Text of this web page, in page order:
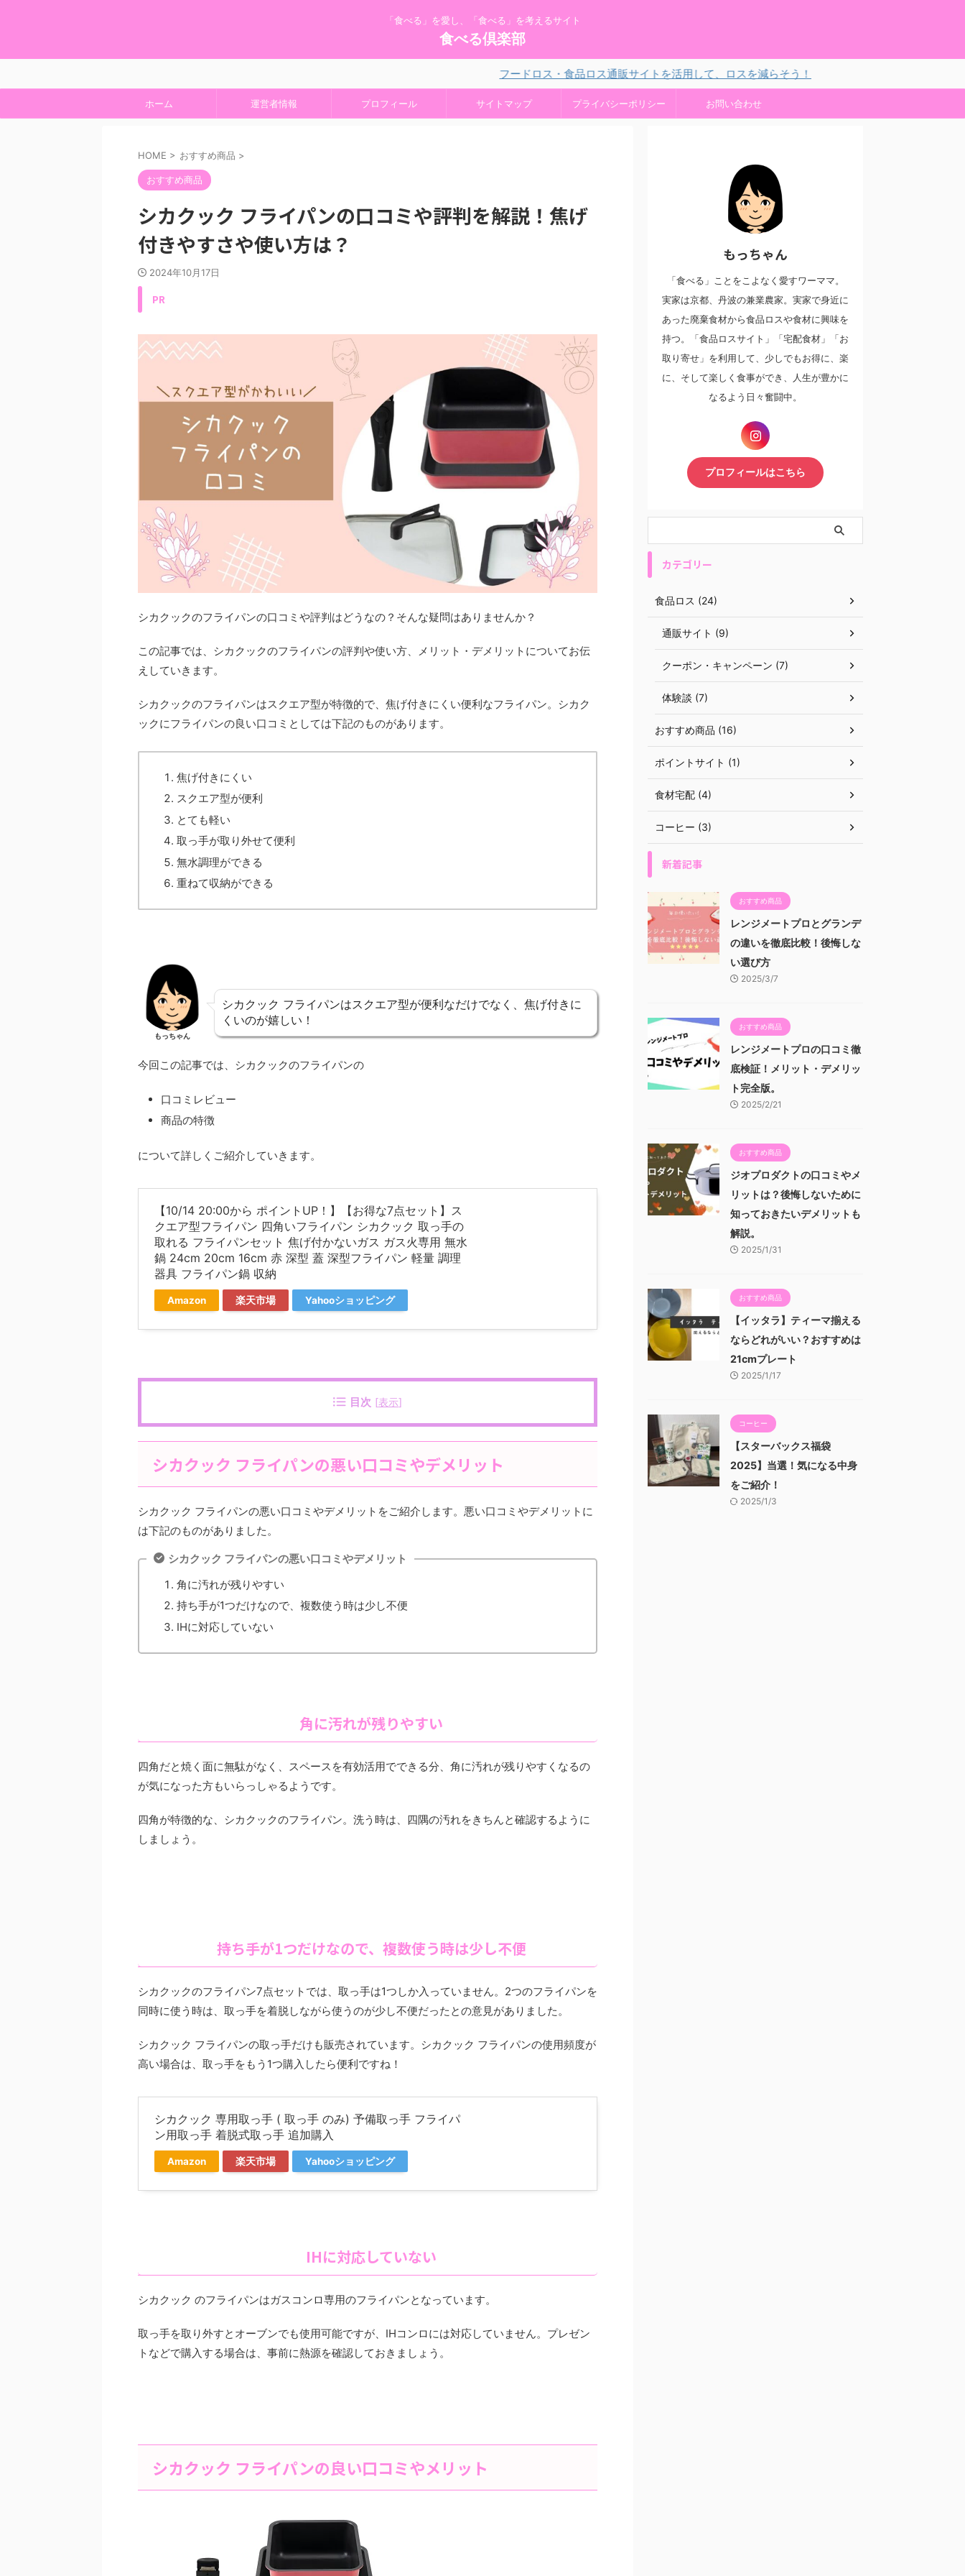
「食べる」を愛し、「食べる」を考えるサイト
食べる倶楽部
フードロス・食品ロス通販サイトを活用して、ロスを減らそう！
ホーム 運営者情報 プロフィール サイトマップ プライバシーポリシー お問い合わせ
HOME > おすすめ商品 >
おすすめ商品
シカクック フライパンの口コミや評判を解説！焦げ
付きやすさや使い方は？
2024年10月17日
PR
シカクックのフライパンの口コミや評判はどうなの？そんな疑問はありませんか？
この記事では、シカクックのフライパンの評判や使い方、メリット・デメリットについてお伝
えしていきます。
シカクックのフライパンはスクエア型が特徴的で、焦げ付きにくい便利なフライパン。シカク
ックにフライパンの良い口コミとしては下記のものがあります。
焦げ付きにくい
スクエア型が便利
とても軽い
取っ手が取り外せて便利
無水調理ができる
重ねて収納ができる
もっちゃん
シカクック フライパンはスクエア型が便利なだけでなく、焦げ付きに
くいのが嬉しい！
今回この記事では、シカクックのフライパンの
口コミレビュー
商品の特徴
について詳しくご紹介していきます。
【10/14 20:00から ポイントUP！】【お得な7点セット】ス
クエア型フライパン 四角いフライパン シカクック 取っ手の
取れる フライパンセット 焦げ付かないガス ガス火専用 無水
鍋 24cm 20cm 16cm 赤 深型 蓋 深型フライパン 軽量 調理
器具 フライパン鍋 収納
Amazon 楽天市場 Yahooショッピング
目次 [表示]
シカクック フライパンの悪い口コミやデメリット
シカクック フライパンの悪い口コミやデメリットをご紹介します。悪い口コミやデメリットに
は下記のものがありました。
シカクック フライパンの悪い口コミやデメリット
角に汚れが残りやすい
持ち手が1つだけなので、複数使う時は少し不便
IHに対応していない
角に汚れが残りやすい
四角だと焼く面に無駄がなく、スペースを有効活用でできる分、角に汚れが残りやすくなるの
が気になった方もいらっしゃるようです。
四角が特徴的な、シカクックのフライパン。洗う時は、四隅の汚れをきちんと確認するように
しましょう。
持ち手が1つだけなので、複数使う時は少し不便
シカクックのフライパン7点セットでは、取っ手は1つしか入っていません。2つのフライパンを
同時に使う時は、取っ手を着脱しながら使うのが少し不便だったとの意見がありました。
シカクック フライパンの取っ手だけも販売されています。シカクック フライパンの使用頻度が
高い場合は、取っ手をもう1つ購入したら便利ですね！
シカクック 専用取っ手 ( 取っ手 のみ) 予備取っ手 フライパ
ン用取っ手 着脱式取っ手 追加購入
Amazon 楽天市場 Yahooショッピング
IHに対応していない
シカクック のフライパンはガスコンロ専用のフライパンとなっています。
取っ手を取り外すとオーブンでも使用可能ですが、IHコンロには対応していません。プレゼン
トなどで購入する場合は、事前に熱源を確認しておきましょう。
シカクック フライパンの良い口コミやメリット
もっちゃん
「食べる」ことをこよなく愛すワーママ。
実家は京都、丹波の兼業農家。実家で身近に
あった廃棄食材から食品ロスや食材に興味を
持つ。「食品ロスサイト」「宅配食材」「お
取り寄せ」を利用して、少しでもお得に、楽
に、そして楽しく食事ができ、人生が豊かに
なるよう日々奮闘中。
プロフィールはこちら
カテゴリー
食品ロス (24)
通販サイト (9)
クーポン・キャンペーン (7)
体験談 (7)
おすすめ商品 (16)
ポイントサイト (1)
食材宅配 (4)
コーヒー (3)
新着記事
おすすめ商品
レンジメートプロとグランデ
の違いを徹底比較！後悔しな
い選び方
2025/3/7
おすすめ商品
レンジメートプロの口コミ徹
底検証！メリット・デメリッ
ト完全版。
2025/2/21
おすすめ商品
ジオプロダクトの口コミやメ
リットは？後悔しないために
知っておきたいデメリットも
解説。
2025/1/31
おすすめ商品
【イッタラ】ティーマ揃える
ならどれがいい？おすすめは
21cmプレート
2025/1/17
コーヒー
【スターバックス福袋
2025】当選！気になる中身
をご紹介！
2025/1/3